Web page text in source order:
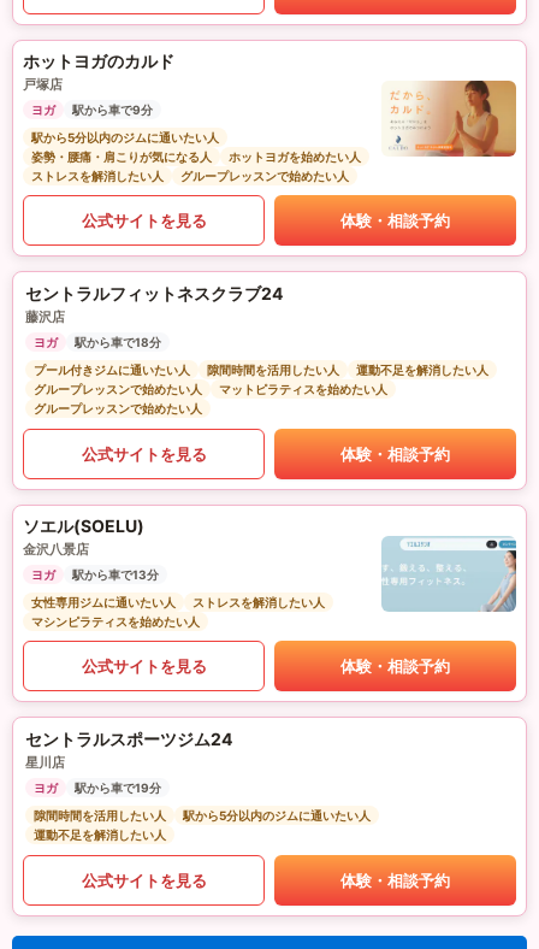
ホットヨガのカルド
戸塚店
ヨガ
駅から車で9分
駅から5分以内のジムに通いたい人
姿勢・腰痛・肩こりが気になる人
ホットヨガを始めたい人
ストレスを解消したい人
グループレッスンで始めたい人
公式サイトを見る 体験・相談予約
セントラルフィットネスクラブ24
藤沢店
ヨガ
駅から車で18分
プール付きジムに通いたい人
隙間時間を活用したい人
運動不足を解消したい人
グループレッスンで始めたい人
マットピラティスを始めたい人
グループレッスンで始めたい人
公式サイトを見る 体験・相談予約
ソエル(SOELU)
金沢八景店
ヨガ
駅から車で13分
女性専用ジムに通いたい人
ストレスを解消したい人
マシンピラティスを始めたい人
公式サイトを見る 体験・相談予約
セントラルスポーツジム24
星川店
ヨガ
駅から車で19分
隙間時間を活用したい人
駅から5分以内のジムに通いたい人
運動不足を解消したい人
公式サイトを見る 体験・相談予約